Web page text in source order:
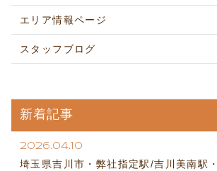
エリア情報ページ
スタッフブログ
新着記事
2026.04.10
埼玉県吉川市・弊社指定駅/吉川美南駅